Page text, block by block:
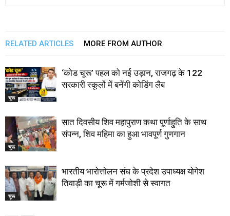
RELATED ARTICLES MORE FROM AUTHOR
चूरू
‘कोड चूरू’ पहल को नई उड़ान, राजगढ़ के 122
सरकारी स्कूलों में बनेंगी कोडिंग लैब
चूरू
सात दिवसीय शिव महापुराण कथा पूर्णाहुति के साथ
संपन्न, शिव महिमा का हुआ भावपूर्ण गुणगान
चूरू
भारतीय भारोत्तोलन संघ के प्रदेश उपाध्यक्ष योगेश
तिवाड़ी का चूरू में गर्मजोशी से स्वागत